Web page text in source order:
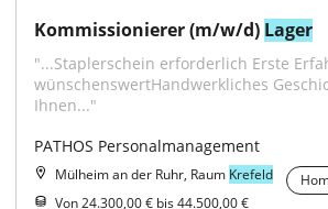
Kommissionierer (m/w/d) Lager
"...Staplerschein erforderlich Erste
wünschenswertHandwerkliches
Ihnen..."
PATHOS Personalmanagement
Mülheim an der Ruhr, Raum Krefeld
Von 24.300,00 € bis 44.500,00 €